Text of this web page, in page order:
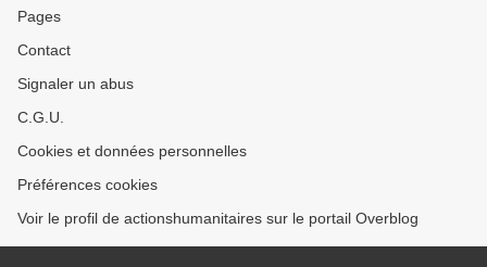
Pages
Contact
Signaler un abus
C.G.U.
Cookies et données personnelles
Préférences cookies
Voir le profil de actionshumanitaires sur le portail Overblog